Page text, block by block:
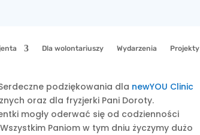
Dla wolontariuszy Wydarzenia Projekty
podziękowania dla newYOU Clinic
oraz dla fryzjerki Pani Doroty.
mogły oderwać się od codzienności
Paniom w tym dniu życzymy dużo